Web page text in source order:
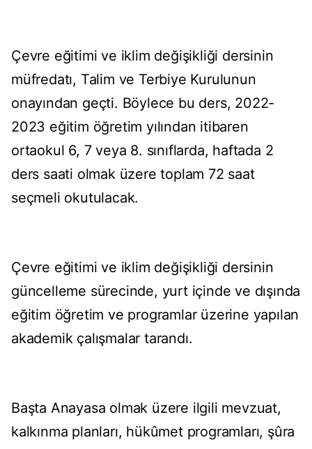
Çevre eğitimi ve iklim değişikliği dersinin
müfredatı, Talim ve Terbiye Kurulunun
onayından geçti. Böylece bu ders, 2022-
2023 eğitim öğretim yılından itibaren
ortaokul 6, 7 veya 8. sınıflarda, haftada 2
ders saati olmak üzere toplam 72 saat
seçmeli okutulacak.
Çevre eğitimi ve iklim değişikliği dersinin
güncelleme sürecinde, yurt içinde ve dışında
eğitim öğretim ve programlar üzerine yapılan
akademik çalışmalar tarandı.
Başta Anayasa olmak üzere ilgili mevzuat,
kalkınma planları, hükûmet programları, şûra